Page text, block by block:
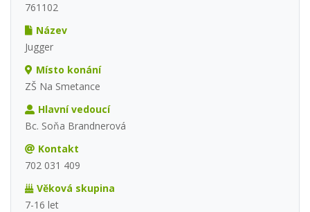
761102
Název
Jugger
Místo konání
ZŠ Na Smetance
Hlavní vedoucí
Bc. Soňa Brandnerová
Kontakt
702 031 409
Věková skupina
7-16 let